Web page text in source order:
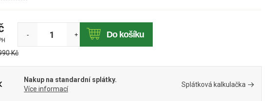
Kč
- + Do košíku
Nakup na standardní splátky.
Více informací
Splátková kalkulačka